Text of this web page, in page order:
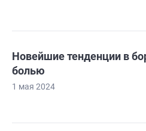
Новейшие тенденции в
болью
1 мая 2024